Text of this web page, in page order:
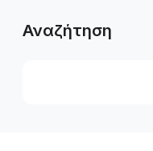
Αναζήτηση